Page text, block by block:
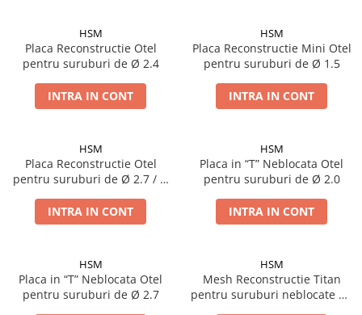
HSM
Placa Reconstructie Otel
pentru suruburi de Ø 2.4
INTRA IN CONT
HSM
Placa Reconstructie Mini Otel
pentru suruburi de Ø 1.5
INTRA IN CONT
HSM
Placa Reconstructie Otel
pentru suruburi de Ø 2.7 / Ø
INTRA IN CONT
HSM
Placa in “T” Neblocata Otel
pentru suruburi de Ø 2.0
INTRA IN CONT
HSM
Placa in “T” Neblocata Otel
pentru suruburi de Ø 2.7
HSM
Mesh Reconstructie Titan
pentru suruburi neblocate de